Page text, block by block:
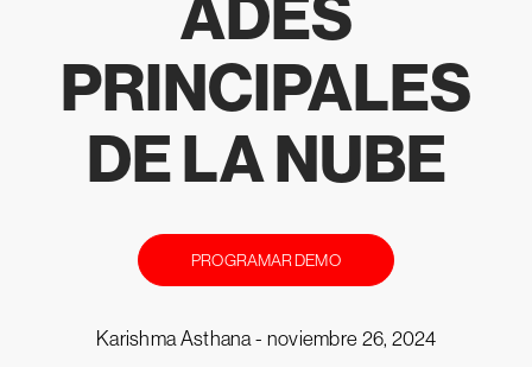
ADES
PRINCIPALES
DE LA NUBE
PROGRAMAR DEMO
Karishma Asthana - noviembre 26, 2024